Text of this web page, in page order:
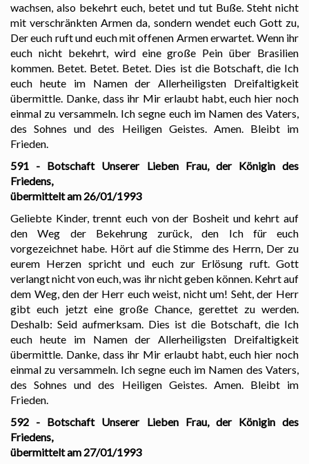
wachsen, also bekehrt euch, betet und tut Buße. Steht nicht
mit verschränkten Armen da, sondern wendet euch Gott zu,
Der euch ruft und euch mit offenen Armen erwartet. Wenn ihr
euch nicht bekehrt, wird eine große Pein über Brasilien
kommen. Betet. Betet. Betet. Dies ist die Botschaft, die Ich
euch heute im Namen der Allerheiligsten Dreifaltigkeit
übermittle. Danke, dass ihr Mir erlaubt habt, euch hier noch
einmal zu versammeln. Ich segne euch im Namen des Vaters,
des Sohnes und des Heiligen Geistes. Amen. Bleibt im
Frieden.
591 - Botschaft Unserer Lieben Frau, der Königin des
Friedens,
übermittelt am 26/01/1993
Geliebte Kinder, trennt euch von der Bosheit und kehrt auf
den Weg der Bekehrung zurück, den Ich für euch
vorgezeichnet habe. Hört auf die Stimme des Herrn, Der zu
eurem Herzen spricht und euch zur Erlösung ruft. Gott
verlangt nicht von euch, was ihr nicht geben können. Kehrt auf
dem Weg, den der Herr euch weist, nicht um! Seht, der Herr
gibt euch jetzt eine große Chance, gerettet zu werden.
Deshalb: Seid aufmerksam. Dies ist die Botschaft, die Ich
euch heute im Namen der Allerheiligsten Dreifaltigkeit
übermittle. Danke, dass ihr Mir erlaubt habt, euch hier noch
einmal zu versammeln. Ich segne euch im Namen des Vaters,
des Sohnes und des Heiligen Geistes. Amen. Bleibt im
Frieden.
592 - Botschaft Unserer Lieben Frau, der Königin des
Friedens,
übermittelt am 27/01/1993